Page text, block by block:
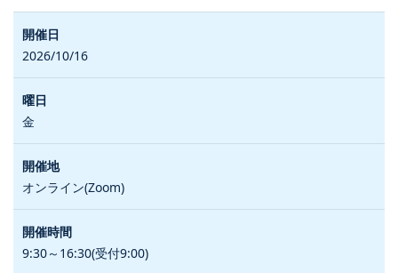
2026/10/16
金
オンライン(Zoom)
9:30～16:30(受付9:00)